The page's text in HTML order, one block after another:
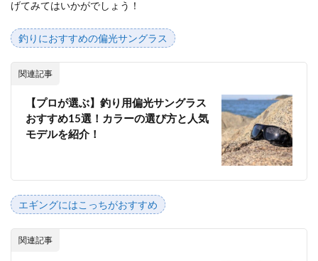
げてみてはいかがでしょう！
釣りにおすすめの偏光サングラス
関連記事
【プロが選ぶ】釣り用偏光サングラス
おすすめ15選！カラーの選び方と人気
モデルを紹介！
エギングにはこっちがおすすめ
関連記事